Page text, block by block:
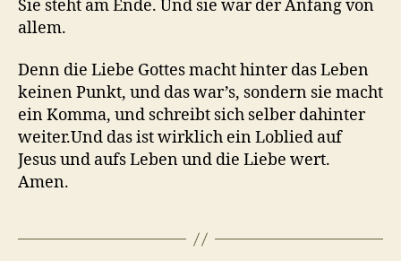
Sie steht am Ende. Und sie war der Anfang von
allem.
Denn die Liebe Gottes macht hinter das Leben
keinen Punkt, und das war’s, sondern sie macht
ein Komma, und schreibt sich selber dahinter
weiter.Und das ist wirklich ein Loblied auf
Jesus und aufs Leben und die Liebe wert.
Amen.